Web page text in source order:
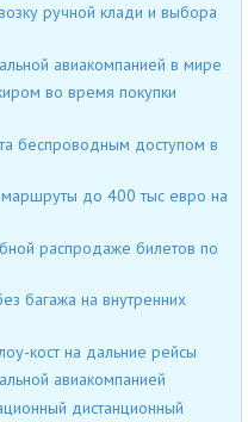
ручной клади и выбора
авиакомпанией в мире
во время покупки
беспроводным доступом в
маршруты до 400 тыс евро на
распродаже билетов по
багажа на внутренних
кост на дальние рейсы
авиакомпанией
дистанционный